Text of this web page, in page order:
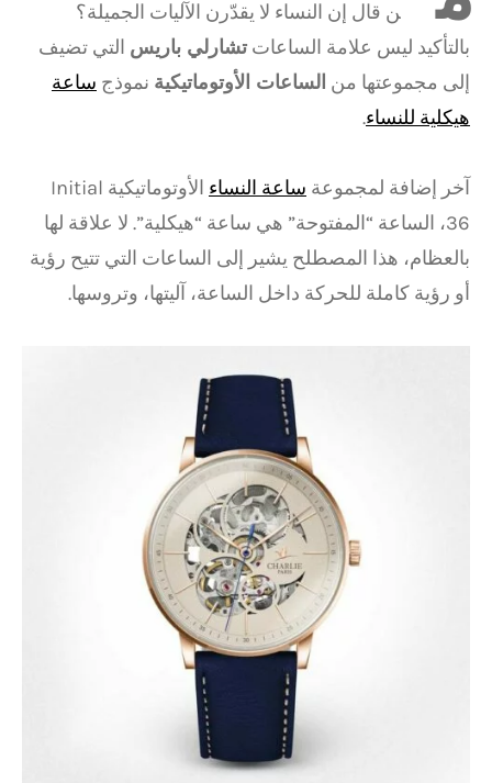
ن قال إن النساء لا يقدّرن الآليات الجميلة؟
بالتأكيد ليس علامة الساعات تشارلي باريس التي تضيف
إلى مجموعتها من الساعات الأوتوماتيكية نموذج ساعة
هيكلية للنساء.
آخر إضافة لمجموعة ساعة النساء
الأوتوماتيكية Initial
36، الساعة “المفتوحة” هي ساعة “هيكلية”. لا علاقة لها
بالعظام، هذا المصطلح يشير إلى الساعات التي تتيح رؤية
أو رؤية كاملة للحركة داخل الساعة، آليتها، وتروسها.